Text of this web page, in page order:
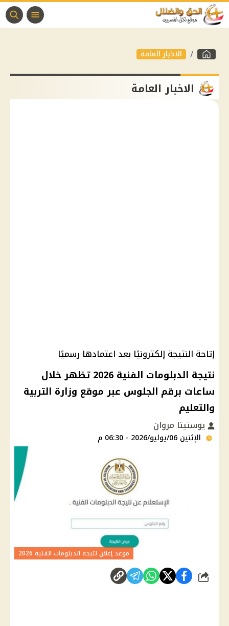
الاخبار العامة
الاخبار العامة
إتاحة النتيجة إلكترونيًا بعد اعتمادها رسميًا
نتيجة الدبلومات الفنية 2026 تظهر خلال
ساعات برقم الجلوس عبر موقع وزارة التربية
والتعليم
يوستينا مروان
الإثنين 06/يوليو/2026 - 06:30 م
موعد إعلان نتيجة الدبلومات الفنية 2026
شارك